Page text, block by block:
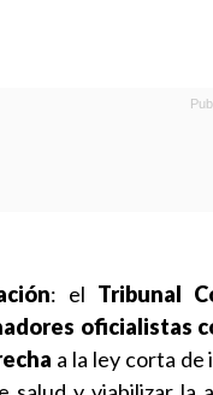
: el Tribunal
oficialistas
a la ley corta de